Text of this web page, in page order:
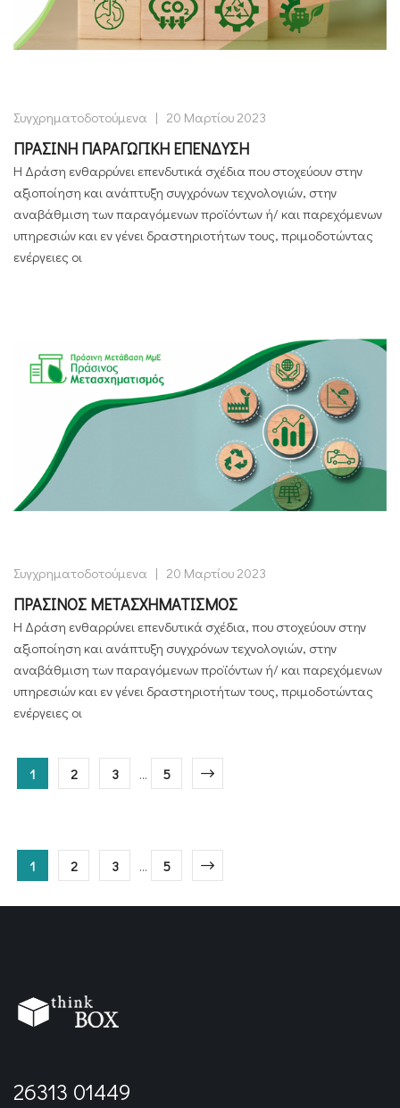
Συγχρηματοδοτούμενα | 20 Μαρτίου 2023
ΠΡΑΣΙΝΗ ΠΑΡΑΓΩΓΙΚΗ ΕΠΕΝΔΥΣΗ
Η Δράση ενθαρρύνει επενδυτικά σχέδια που στοχεύουν στην
αξιοποίηση και ανάπτυξη συγχρόνων τεχνολογιών, στην
αναβάθμιση των παραγόμενων προϊόντων ή/ και παρεχόμενων
υπηρεσιών και εν γένει δραστηριοτήτων τους, πριμοδοτώντας
ενέργειες οι
Συγχρηματοδοτούμενα | 20 Μαρτίου 2023
ΠΡΑΣΙΝΟΣ ΜΕΤΑΣΧΗΜΑΤΙΣΜΟΣ
Η Δράση ενθαρρύνει επενδυτικά σχέδια, που στοχεύουν στην
αξιοποίηση και ανάπτυξη συγχρόνων τεχνολογιών, στην
αναβάθμιση των παραγόμενων προϊόντων ή/ και παρεχόμενων
υπηρεσιών και εν γένει δραστηριοτήτων τους, πριμοδοτώντας
ενέργειες οι
1 2 3 ... 5
1 2 3 ... 5
26313 01449